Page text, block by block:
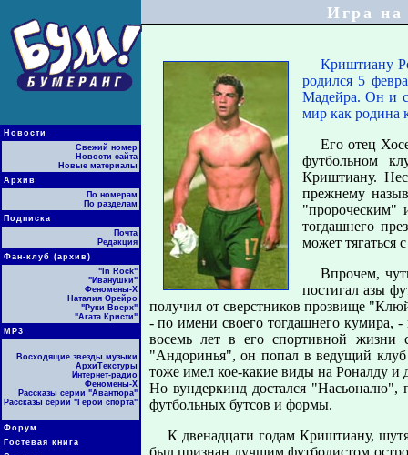
Новости
Свежий номер
Новости сайта
Новые материалы
Архив
По номерам
По разделам
Подписка
Почта
Редакция
Фан-клуб (архив)
"In Rock"
"Иванушки"
Феномены-Х
Наталия Орейро
"Руки Вверх"
"Агата Кристи"
МР3
Восходящие звезды музыки
АрхиТекстуры
Интернет-радио
Феномены-Х
Рассказы серии "Авантюра"
Рассказы серии "Герои спорта"
Форум
Гостевая книга
Игра
Криштиану
родился 5
Мадейра. Он и
мир как родина
Его отец
футбольном
Криштиану.
прежнему
"пророческим"
тогдашнего
может тягаться
Впрочем,
постигал азы
получил от сверстников прозвище
- по имени своего тогдашнего кумира,
восемь лет в его спортивной жизни
"Андоринья", он попал в ведущий
тоже имел кое-какие виды на Роналду
Но вундеркинд достался
футбольных бутсов и формы.
К двенадцати годам Криштиану,
был признан лучшим футболистом